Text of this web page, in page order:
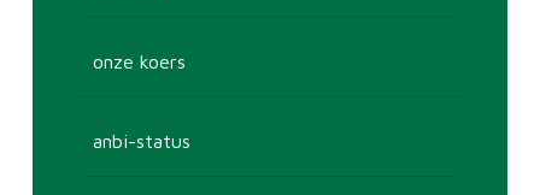
onze koers
anbi-status